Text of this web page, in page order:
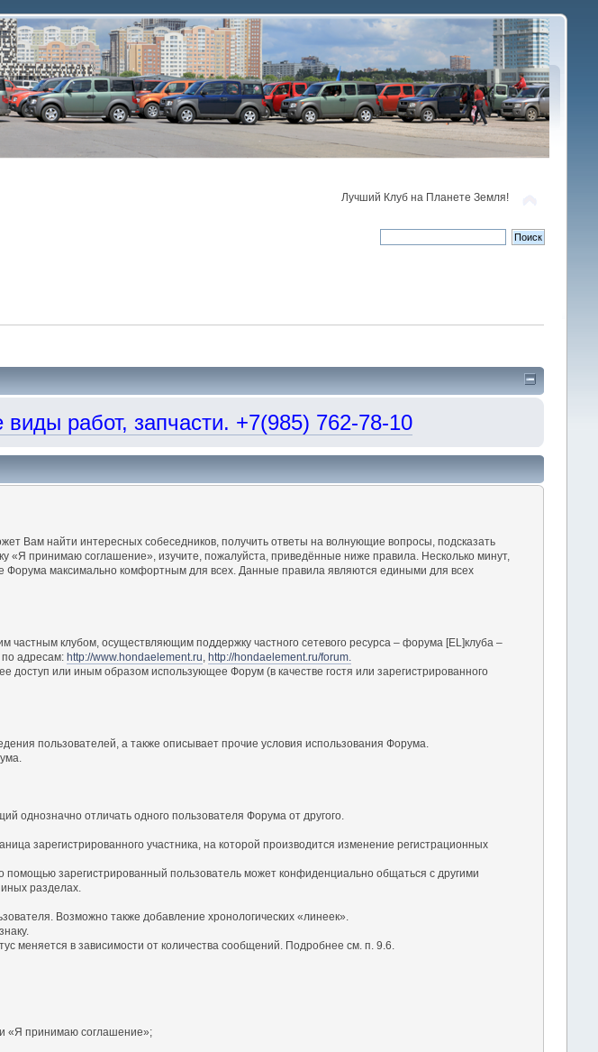
Лучший Клуб на Планете Земля!
работ, запчасти. +7(985) 762-78-10
Вам найти интересных собеседников, получить ответы на волнующие вопросы, подсказать
принимаю соглашение», изучите, пожалуйста, приведённые ниже правила. Несколько минут,
Форума максимально комфортным для всех. Данные правила являются едиными для всех
частным клубом, осуществляющим поддержку частного сетевого ресурса – форума [EL]клуба –
адресам: http://www.hondaelement.ru http://hondaelement.ru/forum.
или иным образом использующее Форум (в качестве гостя или зарегистрированного
пользователей, а также описывает прочие условия использования Форума.
однозначно отличать одного пользователя Форума от другого.
зарегистрированного участника, на которой производится изменение регистрационных
зарегистрированный пользователь может конфиденциально общаться с другими
разделах.
Возможно также добавление хронологических «линеек».
в зависимости от количества сообщений. Подробнее см. п. 9.6.
«Я принимаю соглашение»;